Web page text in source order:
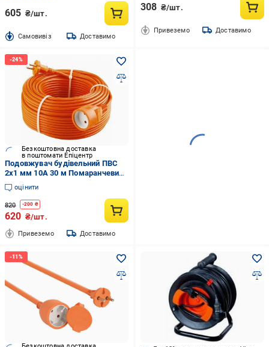
605 ₴/шт.
Cамовивіз Доставимо
308 ₴/шт.
Привеземо Доставимо
Безкоштовна доставка
в поштомати Епіцентр
Подовжувач будівельний ПВС
2х1 мм 10А 30 м Помаранчевий
(38907657)
оцінити
820 -200 ₴
620 ₴/шт.
Привеземо Доставимо